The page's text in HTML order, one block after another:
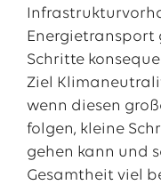
Energietransport
Schritte
Ziel
wenn diesen
folgen, kleine
gehen kann und
Gesamtheit viel